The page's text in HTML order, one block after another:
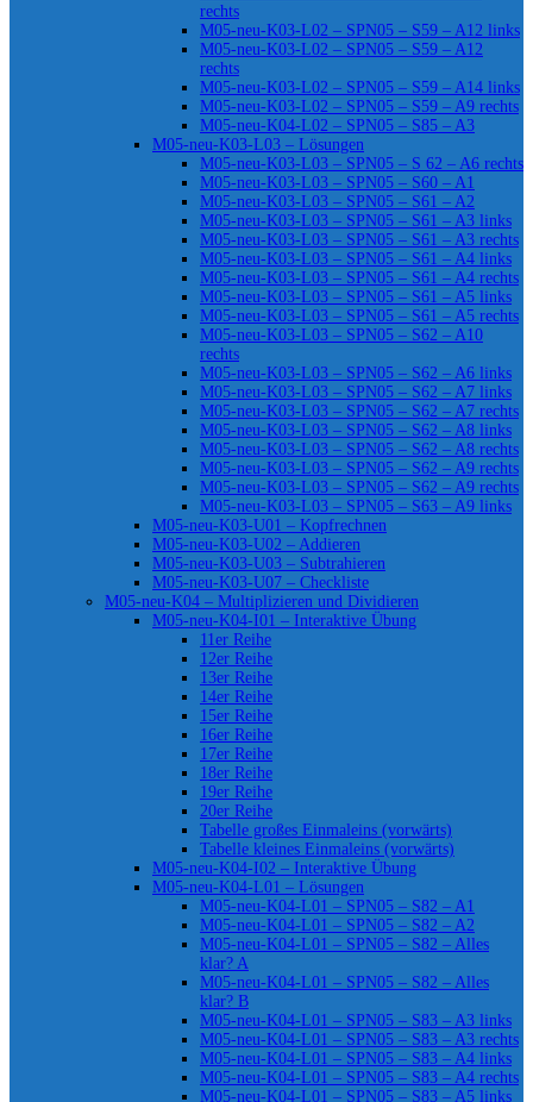
rechts
M05-neu-K03-L02 – SPN05 – S59 – A12 links
M05-neu-K03-L02 – SPN05 – S59 – A12
rechts
M05-neu-K03-L02 – SPN05 – S59 – A14 links
M05-neu-K03-L02 – SPN05 – S59 – A9 rechts
M05-neu-K04-L02 – SPN05 – S85 – A3
M05-neu-K03-L03 – Lösungen
M05-neu-K03-L03 – SPN05 – S 62 – A6 rechts
M05-neu-K03-L03 – SPN05 – S60 – A1
M05-neu-K03-L03 – SPN05 – S61 – A2
M05-neu-K03-L03 – SPN05 – S61 – A3 links
M05-neu-K03-L03 – SPN05 – S61 – A3 rechts
M05-neu-K03-L03 – SPN05 – S61 – A4 links
M05-neu-K03-L03 – SPN05 – S61 – A4 rechts
M05-neu-K03-L03 – SPN05 – S61 – A5 links
M05-neu-K03-L03 – SPN05 – S61 – A5 rechts
M05-neu-K03-L03 – SPN05 – S62 – A10
rechts
M05-neu-K03-L03 – SPN05 – S62 – A6 links
M05-neu-K03-L03 – SPN05 – S62 – A7 links
M05-neu-K03-L03 – SPN05 – S62 – A7 rechts
M05-neu-K03-L03 – SPN05 – S62 – A8 links
M05-neu-K03-L03 – SPN05 – S62 – A8 rechts
M05-neu-K03-L03 – SPN05 – S62 – A9 rechts
M05-neu-K03-L03 – SPN05 – S62 – A9 rechts
M05-neu-K03-L03 – SPN05 – S63 – A9 links
M05-neu-K03-U01 – Kopfrechnen
M05-neu-K03-U02 – Addieren
M05-neu-K03-U03 – Subtrahieren
M05-neu-K03-U07 – Checkliste
M05-neu-K04 – Multiplizieren und Dividieren
M05-neu-K04-I01 – Interaktive Übung
11er Reihe
12er Reihe
13er Reihe
14er Reihe
15er Reihe
16er Reihe
17er Reihe
18er Reihe
19er Reihe
20er Reihe
Tabelle großes Einmaleins (vorwärts)
Tabelle kleines Einmaleins (vorwärts)
M05-neu-K04-I02 – Interaktive Übung
M05-neu-K04-L01 – Lösungen
M05-neu-K04-L01 – SPN05 – S82 – A1
M05-neu-K04-L01 – SPN05 – S82 – A2
M05-neu-K04-L01 – SPN05 – S82 – Alles
klar? A
M05-neu-K04-L01 – SPN05 – S82 – Alles
klar? B
M05-neu-K04-L01 – SPN05 – S83 – A3 links
M05-neu-K04-L01 – SPN05 – S83 – A3 rechts
M05-neu-K04-L01 – SPN05 – S83 – A4 links
M05-neu-K04-L01 – SPN05 – S83 – A4 rechts
M05-neu-K04-L01 – SPN05 – S83 – A5 links